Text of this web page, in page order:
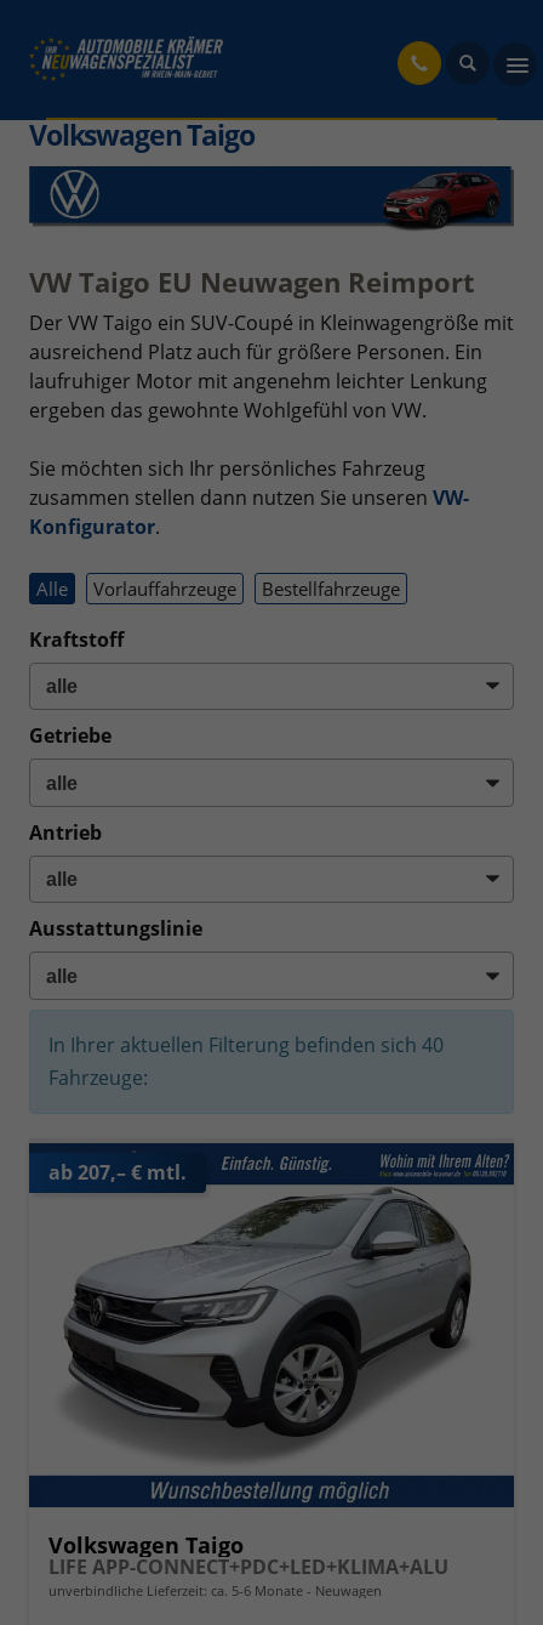
Volkswagen Taigo
VW Taigo EU Neuwagen Reimport
Der VW Taigo ein SUV-Coupé in Kleinwagengröße mit
ausreichend Platz auch für größere Personen. Ein
laufruhiger Motor mit angenehm leichter Lenkung
ergeben das gewohnte Wohlgefühl von VW.
Sie möchten sich Ihr persönliches Fahrzeug
zusammen stellen dann nutzen Sie unseren VW-
Konfigurator.
Alle Vorlauffahrzeuge Bestellfahrzeuge
Kraftstoff
Getriebe
Antrieb
Ausstattungslinie
In Ihrer aktuellen Filterung befinden sich 40
Fahrzeuge:
ab 207,– € mtl.
Volkswagen Taigo
LIFE APP-CONNECT+PDC+LED+KLIMA+ALU
unverbindliche Lieferzeit: ca. 5-6 Monate Neuwagen